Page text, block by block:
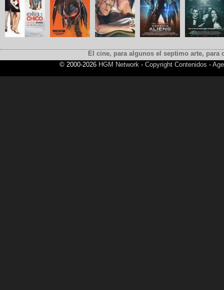
El cine, para algunos el septimo arte,
© 2000-2026 HGM Network- Copyright Contenidos -